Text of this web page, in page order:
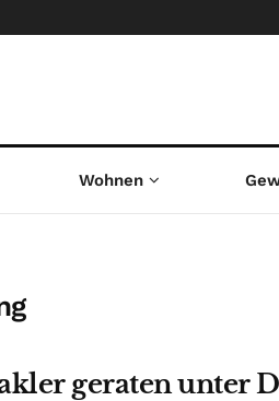
Wohnen
geraten unter